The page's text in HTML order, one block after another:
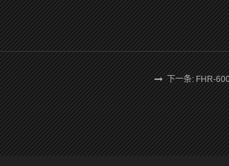
下一条: FHR-